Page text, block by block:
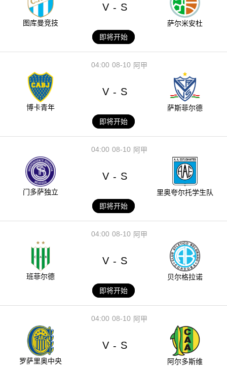
图库曼竞技
V - S
萨尔米安杜
即将开始
08-10
04:00 阿甲
博卡青年
V - S
萨斯菲尔德
即将开始
08-10
04:00 阿甲
门多萨独立
V - S
里奥夸尔托学生队
即将开始
08-10
04:00 阿甲
班菲尔德
V - S
贝尔格拉诺
即将开始
08-10
04:00 阿甲
罗萨里奥中央
V - S
阿尔多斯维